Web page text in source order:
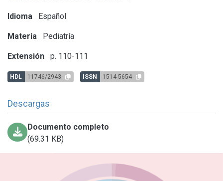
Idioma Español
Materia Pediatría
Extensión p. 110-111
HDL 11746/2943 ISSN 1514-5654
Descargas
Documento completo
(69.31 KB)